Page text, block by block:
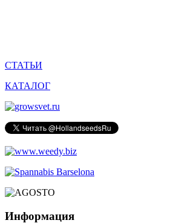
СТАТЬИ
КАТАЛОГ
Информация